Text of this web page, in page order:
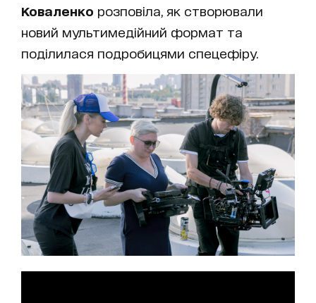
Коваленко розповіла, як створювали
новий мультимедійний формат та
поділилася подробицями спецефіру.